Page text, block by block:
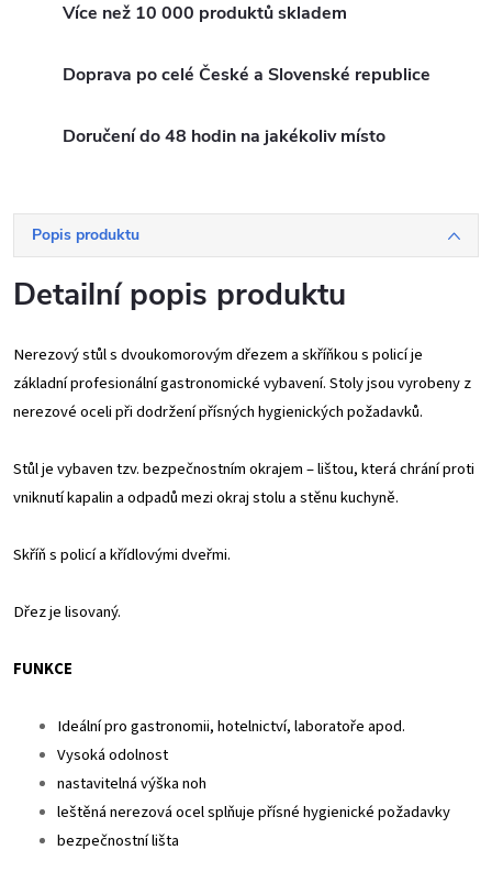
Více než 10 000 produktů skladem
Doprava po celé České a Slovenské republice
Doručení do 48 hodin na jakékoliv místo
Popis produktu
Detailní popis produktu
Nerezový stůl s dvoukomorovým dřezem a skříňkou s policí je
základní profesionální gastronomické vybavení. Stoly jsou vyrobeny z
nerezové oceli při dodržení přísných hygienických požadavků.
Stůl je vybaven tzv. bezpečnostním okrajem – lištou, která chrání proti
vniknutí kapalin a odpadů mezi okraj stolu a stěnu kuchyně.
Skříň s policí a křídlovými dveřmi.
Dřez je lisovaný.
FUNKCE
Ideální pro gastronomii, hotelnictví, laboratoře apod.
Vysoká odolnost
nastavitelná výška noh
leštěná nerezová ocel splňuje přísné hygienické požadavky
bezpečnostní lišta